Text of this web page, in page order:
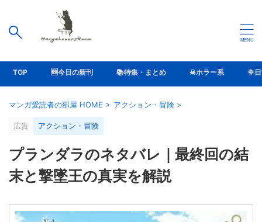
TOP 🆕今日の新刊 📚特集・まとめ ☠ホラー系 🌞
マンガ愛読者の部屋 HOME > アクション・冒険 >
広告 アクション・冒険
プランダラのネタバレ｜最終回の結
末と撃墜王の真実を解説